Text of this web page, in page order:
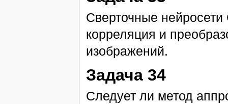
Сверточные нейросети
корреляция и
изображений.
Задача 34
Следует ли метод